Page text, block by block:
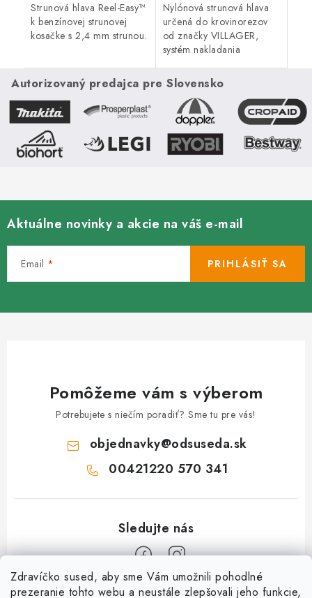
Zdravíčko sused, aby sme Vám umožnili pohodlné
prezeranie tohto webu a neustále zlepšovali jeho funkcie,
Strunová hlava Reel-Easy™
k benzínovej strunovej
kosačke s 2,4 mm strunou.
Nylónová strunová hlava
určená do krovinorezov
od značky VILLAGER,
systém nakladania
Work.
Autorizovaný predajca pre Slovensko
Aktuálne novinky a akcie na váš e-mail
Email PRIHLÁSIŤ SA
Pomôžeme vám s výberom
Potrebujete s niečím poradiť? Sme tu pre vás!
objednavky@odsuseda.sk
00421220 570 341